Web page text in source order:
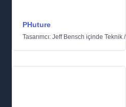
PHuture
Tasarımcı: Jeff Bensch içinde Teknik